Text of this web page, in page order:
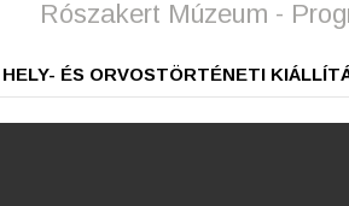
Rószakert Múzeum -
HELY- ÉS ORVOSTÖRTÉNETI